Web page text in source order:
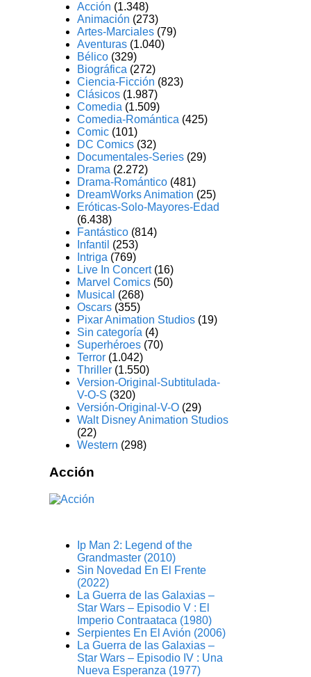
Acción (1.348)
Animación (273)
Artes-Marciales (79)
Aventuras (1.040)
Bélico (329)
Biográfica (272)
Ciencia-Ficción (823)
Clásicos (1.987)
Comedia (1.509)
Comedia-Romántica (425)
Comic (101)
DC Comics (32)
Documentales-Series (29)
Drama (2.272)
Drama-Romántico (481)
DreamWorks Animation (25)
Eróticas-Solo-Mayores-Edad
(6.438)
Fantástico (814)
Infantil (253)
Intriga (769)
Live In Concert(16)
Marvel Comics (50)
Musical (268)
Oscars (355)
Pixar Animation Studios (19)
Sin categoría (4)
Superhéroes (70)
Terror (1.042)
Thriller (1.550)
Version-Original-Subtitulada-
V-O-S (320)
Versión-Original-V-O (29)
Walt Disney Animation Studios
(22)
Western (298)
Acción
Ip Man 2: Legend of the
Grandmaster (2010)
Sin Novedad En El Frente
(2022)
La Guerra de las Galaxias –
Star Wars – Episodio V : El
Imperio Contraataca (1980)
Serpientes En El Avión (2006)
La Guerra de las Galaxias –
Star Wars – Episodio IV : Una
Nueva Esperanza (1977)